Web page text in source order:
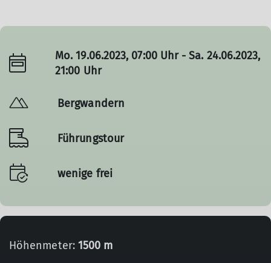
Mo. 19.06.2023, 07:00 Uhr - Sa. 24.06.2023,
21:00 Uhr
Bergwandern
Führungstour
wenige frei
Höhenmeter: 1500 m